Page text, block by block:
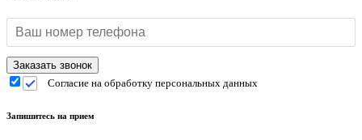
Согласие на обработку персональных данных
Запишитесь на прием